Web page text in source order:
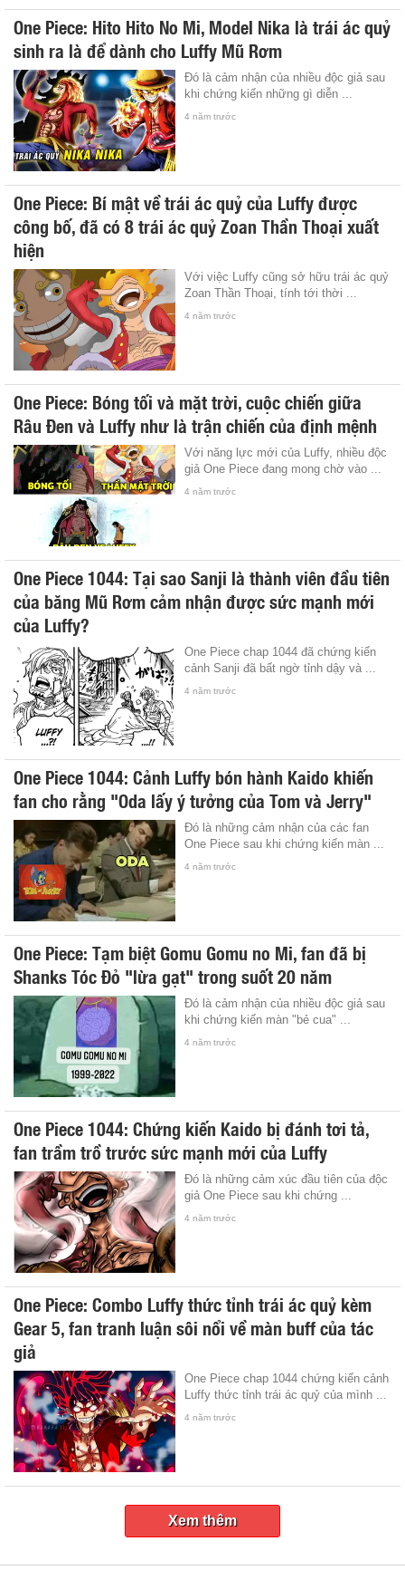
One Piece: Hito Hito No Mi, Model Nika là trái ác quỷ
sinh ra là để dành cho Luffy Mũ Rơm
Đó là cảm nhận của nhiều độc giả sau
khi chứng kiến những gì diễn ...
4 năm trước
One Piece: Bí mật về trái ác quỷ của Luffy được
công bố, đã có 8 trái ác quỷ Zoan Thần Thoại xuất
hiện
Với việc Luffy cũng sở hữu trái ác quỷ
Zoan Thần Thoại, tính tới thời ...
4 năm trước
One Piece: Bóng tối và mặt trời, cuộc chiến giữa
Râu Đen và Luffy như là trận chiến của định mệnh
Với năng lực mới của Luffy, nhiều độc
giả One Piece đang mong chờ vào ...
4 năm trước
One Piece 1044: Tại sao Sanji là thành viên đầu tiên
của băng Mũ Rơm cảm nhận được sức mạnh mới
của Luffy?
One Piece chap 1044 đã chứng kiến
cảnh Sanji đã bất ngờ tỉnh dậy và ...
4 năm trước
One Piece 1044: Cảnh Luffy bón hành Kaido khiến
fan cho rằng "Oda lấy ý tưởng của Tom và Jerry"
Đó là những cảm nhận của các fan
One Piece sau khi chứng kiến màn ...
4 năm trước
One Piece: Tạm biệt Gomu Gomu no Mi, fan đã bị
Shanks Tóc Đỏ "lừa gạt" trong suốt 20 năm
Đó là cảm nhận của nhiều độc giả sau
khi chứng kiến màn "bẻ cua" ...
4 năm trước
One Piece 1044: Chứng kiến Kaido bị đánh tơi tả,
fan trầm trồ trước sức mạnh mới của Luffy
Đó là những cảm xúc đầu tiên của độc
giả One Piece sau khi chứng ...
4 năm trước
One Piece: Combo Luffy thức tỉnh trái ác quỷ kèm
Gear 5, fan tranh luận sôi nổi về màn buff của tác
giả
One Piece chap 1044 chứng kiến cảnh
Luffy thức tỉnh trái ác quỷ của mình ...
4 năm trước
Xem thêm